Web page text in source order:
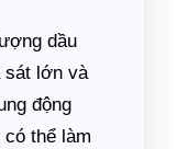
dầu
sát lớn và
động
thể làm